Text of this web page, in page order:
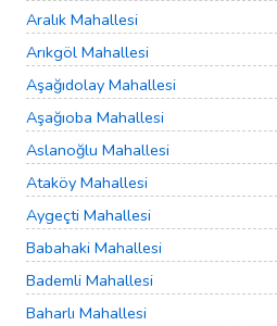
Aralık Mahallesi
Arıkgöl Mahallesi
Aşağıdolay Mahallesi
Aşağıoba Mahallesi
Aslanoğlu Mahallesi
Ataköy Mahallesi
Aygeçti Mahallesi
Babahaki Mahallesi
Bademli Mahallesi
Baharlı Mahallesi